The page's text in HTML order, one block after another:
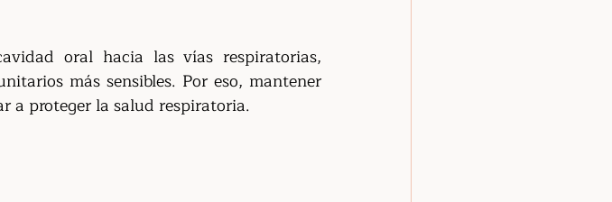
oral hacia las vías respiratorias,
más sensibles. Por eso, mantener
a proteger la salud respiratoria.